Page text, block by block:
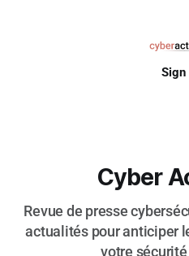
Sign
Cyber
Revue de presse
actualités pour anticiper
votre